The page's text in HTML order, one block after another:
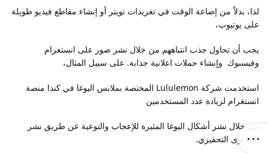
لذا، بدلاً من إضاعة الوقت في تغريدات تويتر أو إنشاء مقاطع فيديو طويلة
على يوتيوب،
يجب أن تحاول جذب انتباههم من خلال نشر صور على انستغرام
وفيسبوك وإنشاء حملات اعلانية جذابة. على سبيل المثال،
استخدمت شركة Lululemon المختصة بملابس اليوغا في كندا منصة
انستغرام لزيادة عدد المستخدمين
من خلال نشر أشكال اليوغا المثيرة للإعجاب والتوعية عن طريق نشر
المحتوى التحفيزي.